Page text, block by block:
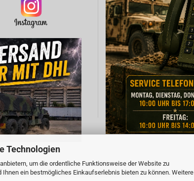
Technologien
um die ordentliche Funktionsweise der Website zu
ein bestmögliches Einkaufserlebnis bieten zu können. Weitere
Webshop erstellenmit Gambio.de © 2026